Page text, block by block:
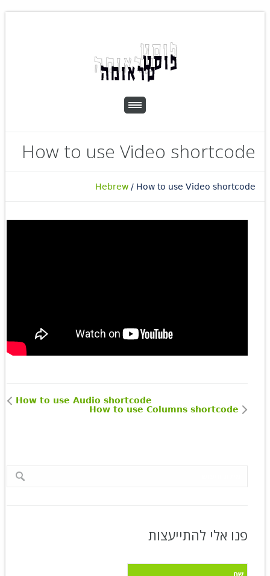
How to use Video shortcode
Hebrew /How to use Video shortcode
How to use Audio shortcode
How to use Columns shortcode
פנו אלי להתייעצות